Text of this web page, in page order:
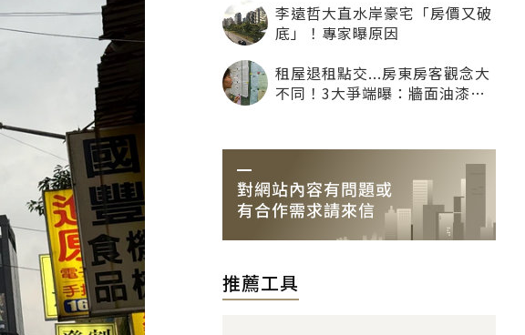
李遠哲大直水岸豪宅「房價又破
底」！專家曝原因
租屋退租點交...房東房客觀念大
不同！3大爭端曝：牆面油漆、
推薦工具